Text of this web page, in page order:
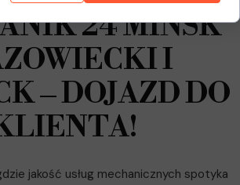
24 MIŃSK
I
– DOJAZD DO
jakość usług mechanicznych spotyka